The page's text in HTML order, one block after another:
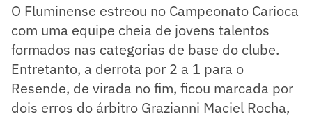
O Fluminense estreou no Campeonato Carioca
com uma equipe cheia de jovens talentos
formados nas categorias de base do clube.
Entretanto, a derrota por 2 a 1 para o
Resende, de virada no fim, ficou marcada por
dois erros do árbitro Grazianni Maciel Rocha,